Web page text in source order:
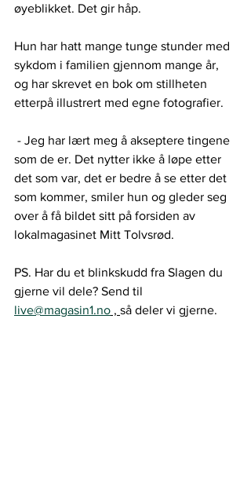
øyeblikket. Det gir håp.
Hun har hatt mange tunge stunder med
sykdom i familien gjennom mange år,
og har skrevet en bok om stillheten
etterpå illustrert med egne fotografier.
som de er. Det nytter ikke å løpe etter
det som var, det er bedre å se etter det
som kommer, smiler hun og gleder seg
over å få bildet sitt på forsiden av
lokalmagasinet Mitt Tolvsrød.
PS. Har du et blinkskudd fra Slagen du
gjerne vil dele? Send til
live@magasin1.no , så deler vi gjerne.